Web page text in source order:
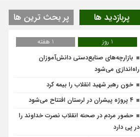
پربازدید ها پر بحث ترین ها
1 روز
1 هفته
بازارچه‌های صنایع‌دستی دانش‌آموزان
راه‌اندازی می‌شود
خون رهبر شهید انقلاب را بیمه کرد
۴ پروژه پیشران در لرستان افتتاح می‌شود
حضور مردم در صحنه انقلاب نصرت خداوند را
در پی‌ دارد